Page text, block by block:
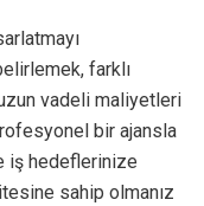
farklı
vadeli maliyetleri
bir ajansla
iş hedeflerinize
sahip olmanız